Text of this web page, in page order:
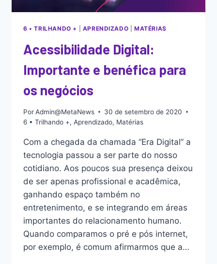
6 • TRILHANDO + APRENDIZADO |MATÉRIAS
Acessibilidade Digital:
Importante e benéfica para
os negócios
PorAdmin@MetaNews
30 de setembro de 2020
6 • Trilhando +, Aprendizado, Matérias
Com a chegada da chamada “Era Digital” a
tecnologia passou a ser parte do nosso
cotidiano. Aos poucos sua presença deixou
de ser apenas profissional e acadêmica,
ganhando espaço também no
entretenimento, e se integrando em áreas
importantes do relacionamento humano.
Quando comparamos o pré e pós internet,
por exemplo, é comum afirmarmos que a…